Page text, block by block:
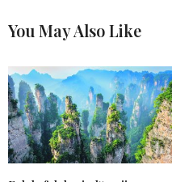
You May Also Like